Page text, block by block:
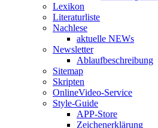
Lexikon
Literaturliste
Nachlese
aktuelle NEWs
Newsletter
Ablaufbeschreibung
Sitemap
Skripten
OnlineVideo-Service
Style-Guide
APP-Store
Zeichenerklärung